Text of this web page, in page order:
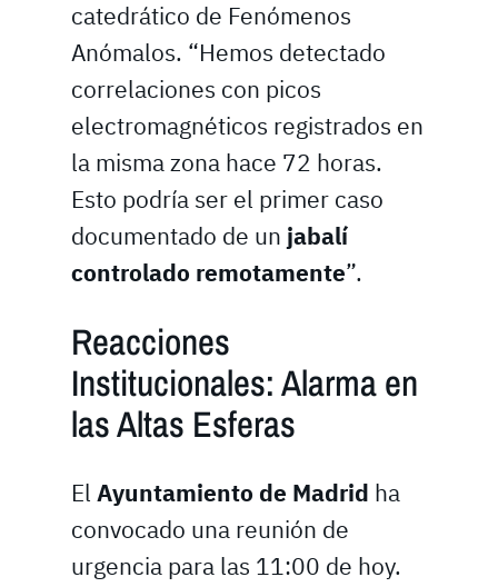
catedrático de Fenómenos
Anómalos. “Hemos detectado
correlaciones con picos
electromagnéticos registrados en
la misma zona hace 72 horas.
Esto podría ser el primer caso
documentado de un jabalí
controlado remotamente”.
Reacciones
Institucionales: Alarma en
las Altas Esferas
El Ayuntamiento de Madrid ha
convocado una reunión de
urgencia para las 11:00 de hoy.